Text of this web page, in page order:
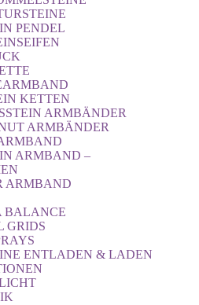
PENDEL
KETTEN
ARMBÄNDER
ARMBÄNDER
ARMBAND –
ARMBAND
BALANCE
GRIDS
ENTLADEN & LADEN